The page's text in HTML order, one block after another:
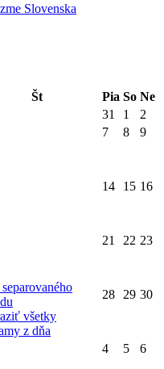
Slovenska
Št Pia So Ne
31 1
2
7 8
9
14 15 16
21 22 23
všetky
z dňa
28 29 30
4 5 6